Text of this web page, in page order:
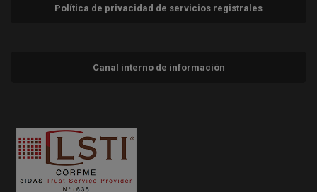
Política de privacidad de servicios registrales
Canal interno de información